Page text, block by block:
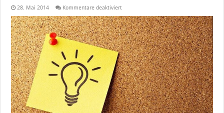
28. Mai 2014 Kommentare deaktiviertfür
wichtiger
als
Telefonie
–
E-
Netz
immer
besser